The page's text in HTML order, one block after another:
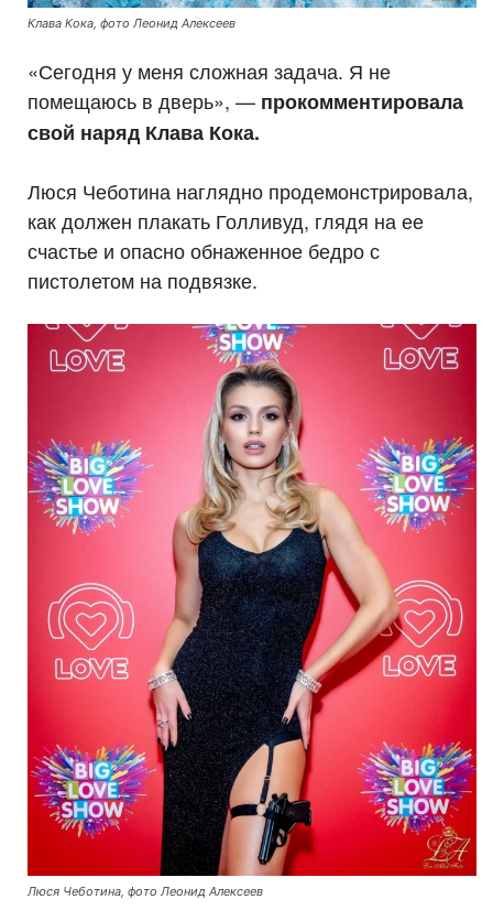
Клава Кока, фото Леонид Алексеев
«Сегодня у меня сложная задача. Я не
помещаюсь в дверь», — прокомментировала
свой наряд Клава Кока.
Люся Чеботина наглядно продемонстрировала,
как должен плакать Голливуд, глядя на ее
счастье и опасно обнаженное бедро с
пистолетом на подвязке.
Люся Чеботина, фото Леонид Алексеев